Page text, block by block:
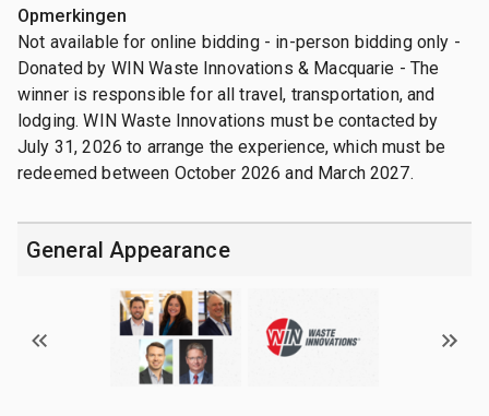
Opmerkingen
Not available for online bidding - in-person bidding only -
Donated by WIN Waste Innovations & Macquarie - The
winner is responsible for all travel, transportation, and
lodging. WIN Waste Innovations must be contacted by
July 31, 2026 to arrange the experience, which must be
redeemed between October 2026 and March 2027.
General Appearance